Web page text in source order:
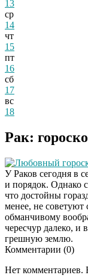
13
ср
14
чт
15
пт
16
сб
17
вс
18
Рак:
Любовный
У Раков сегодня в
и порядок. Однако
что достойны
менее, не советуют
обманчивому
чересчур далеко, и
грешную землю.
Комментарии (0)
Нет комментариев.
люди